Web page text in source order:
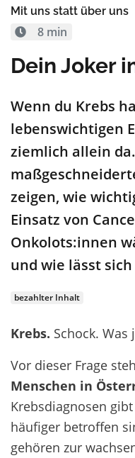
Mit uns statt über uns
8 min
Dein Joker
Wenn du Krebs
lebenswichtigen
ziemlich allein
zeigen, wie
Einsatz von
Onkolots:innen
und wie lässt
bezahlter Inhalt
Krebs. Schock. Was
Vor dieser Frage
Menschen in
Krebsdiagnosen
häufiger betroffen
gehören zur